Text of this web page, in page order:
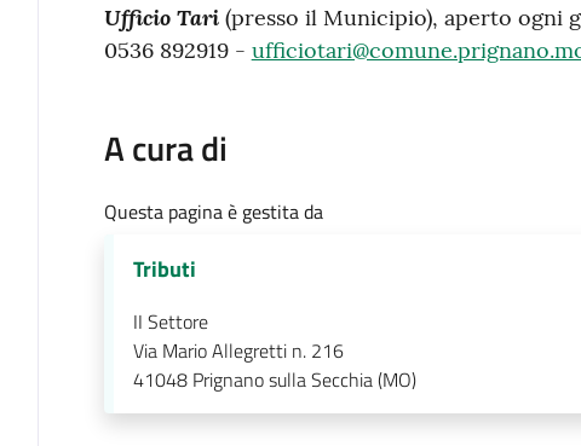
Ufficio Tari(presso il Municipio), aperto ogni
0536 892919 -
A cura di
Questa pagina è gestita da
Tributi
II Settore
Via Mario Allegretti n. 216
41048 Prignano sulla Secchia (MO)